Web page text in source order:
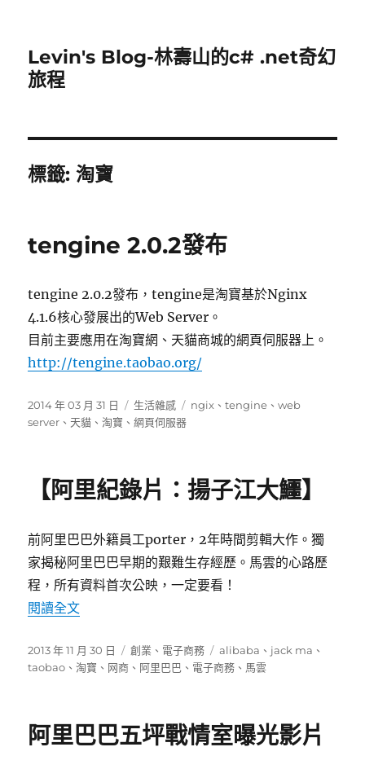
Levin's Blog-林壽山的c# .net奇幻
旅程
標籤:淘寶
tengine 2.0.2發布
tengine 2.0.2發布，tengine是淘寶基於Nginx
4.1.6核心發展出的Web Server。
目前主要應用在淘寶網、天貓商城的網頁伺服器上。
http://tengine.taobao.org/
發
佈
2014 年 03 月 31 日
分
類
生活雜感
標
ngix 、tengine 、web
server 、 天貓 、淘寶 、網頁伺服器
【阿里紀錄片：揚子江大鱷】
前阿里巴巴外籍員工porter，2年時間剪輯大作。獨
家揭秘阿里巴巴早期的艱難生存經歷。馬雲的心路歷
程，所有資料首次公映，一定要看！
閱讀全文〈【阿里紀錄片：揚子江大鱷】〉
發
佈
2013 年 11 月 30 日
分
類
創業 、 電子商務
標
籤
alibaba 、 jack ma 、
taobao 、淘寶 、 网商 、 阿里巴巴 、 電子商務 、 馬雲
阿里巴巴五坪戰情室曝光影片